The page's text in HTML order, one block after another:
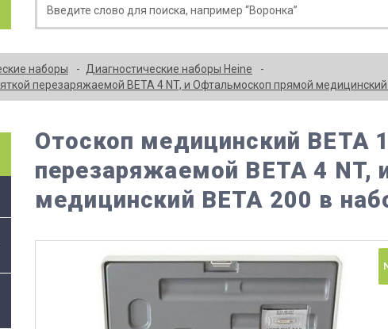
наборы
Диагностические наборы Heine
перезаряжаемой BETA 4 NT, и Офтальмоскоп прямой медицинский
Отоскоп медицинский BETA
перезаряжаемой BETA 4
медицинский BETA 200 в